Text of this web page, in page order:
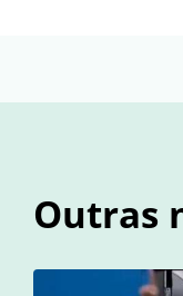
Outras